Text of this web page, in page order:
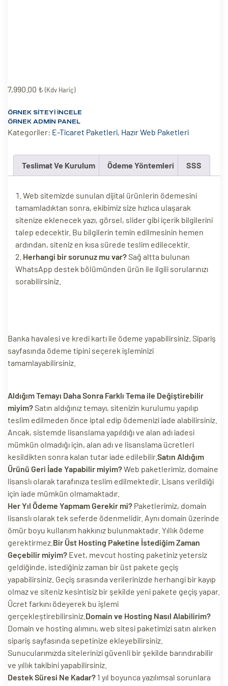
7,990.00 ₺ (Kdv Hariç)
ÖRNEK SITEYI İNCELE
ÖRNEK ADMIN PANEL
Kategoriler: E-Ticaret Paketleri, Hazır Web Paketleri
Teslimat Ve Kurulum Ödeme Yöntemleri SSS
Web sitemizde sunulan dijital ürünlerin ödemesini
tamamladıktan sonra, ekibimiz size hızlıca ulaşarak
sitenize eklenecek yazı, görsel, slider gibi içerik bilgilerini
talep edecektir. Bu bilgilerin temin edilmesinin hemen
ardından, siteniz en kısa sürede teslim edilecektir.
Herhangi bir sorunuz mu var?Sağ altta bulunan
WhatsApp destek bölümünden ürün ile ilgili sorularınızı
sorabilirsiniz.
Banka havalesi ve kredi kartı ile ödeme yapabilirsiniz. Sipariş
sayfasında ödeme tipini seçerek işleminizi
tamamlayabilirsiniz.
Aldığım Temayı Daha Sonra Farklı Tema ile Değiştirebilir
miyim?Satın aldığınız temayı, sitenizin kurulumu yapılıp
teslim edilmeden önce iptal edip ödemenizi iade alabilirsiniz.
Ancak, sistemde lisanslama yapıldığı ve alan adı iadesi
mümkün olmadığı için, alan adı ve lisanslama ücretleri
kesildikten sonra kalan tutar iade edilebilir.Satın Aldığım
Ürünü Geri İade Yapabilir miyim?Web paketlerimiz, domaine
lisanslı olarak tarafınıza teslim edilmektedir. Lisans verildiği
için iade mümkün olmamaktadır.
Her Yıl Ödeme Yapmam Gerekir mi? Paketlerimiz, domain
lisanslı olarak tek seferde ödenmelidir. Aynı domain üzerinde
ömür boyu kullanım hakkınız bulunmaktadır. Yıllık ödeme
gerektirmez. Bir Üst Hosting Paketine İstediğim Zaman
Geçebilir miyim? Evet, mevcut hosting paketiniz yetersiz
geldiğinde, istediğiniz zaman bir üst pakete geçiş
yapabilirsiniz. Geçiş sırasında verilerinizde herhangi bir kayıp
olmaz ve siteniz kesintisiz bir şekilde yeni pakete geçiş yapar.
Ücret farkını ödeyerek bu işlemi
gerçekleştirebilirsiniz. Domain ve Hosting Nasıl Alabilirim?
Domain ve hosting alımını, web sitesi paketimizi satın alırken
sipariş sayfasında sepetinize ekleyebilirsiniz.
Sunucularımızda sitelerinizi güvenli bir şekilde barındırabilir
ve yıllık takibini yapabilirsiniz.
Destek Süresi Ne Kadar? 1 yıl boyunca yazılımsal sorunlara